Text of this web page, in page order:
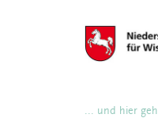
... und hier